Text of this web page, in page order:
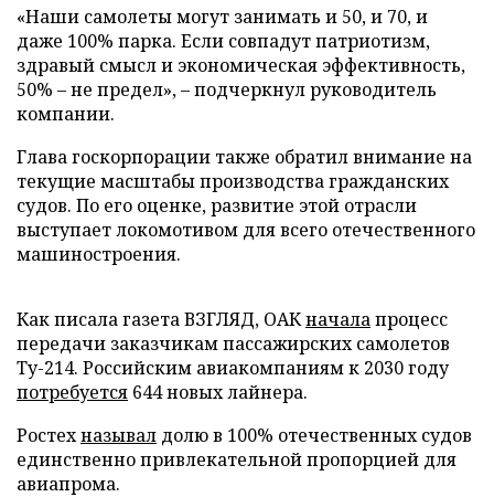
«Наши самолеты могут занимать и 50, и 70, и
даже 100% парка. Если совпадут патриотизм,
здравый смысл и экономическая эффективность,
50% – не предел», – подчеркнул руководитель
компании.
Глава госкорпорации также обратил внимание на
текущие масштабы производства гражданских
судов. По его оценке, развитие этой отрасли
выступает локомотивом для всего отечественного
машиностроения.
Как писала газета ВЗГЛЯД, ОАКначалапроцесс
передачи заказчикам пассажирских самолетов
Ту-214. Российским авиакомпаниям к 2030 году
потребуется 644 новых лайнера.
Ростехназывал долю в 100% отечественных судов
единственно привлекательной пропорцией для
авиапрома.